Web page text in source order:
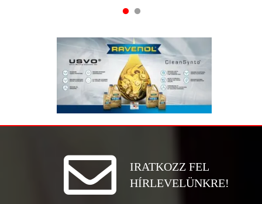
IRATKOZZ FEL
HÍRLEVELÜNKRE!